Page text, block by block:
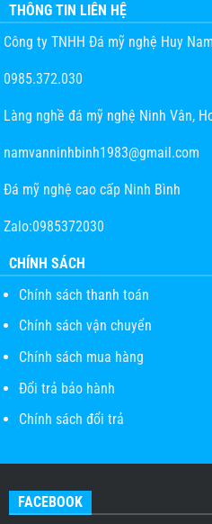
THÔNG TIN LIÊN HỆ
Công ty TNHH Đá mỹ nghệ Huy Nam
0985.372.030
Làng nghề đá mỹ nghệ Ninh Vân,
namvanninhbinh1983@gmail.com
Đá mỹ nghệ cao cấp Ninh Bình
Zalo:0985372030
CHÍNH SÁCH
Chính sách thanh toán
Chính sách vận chuyển
Chính sách mua hàng
Đổi trả bảo hành
Chính sách đổi trả
FACEBOOK